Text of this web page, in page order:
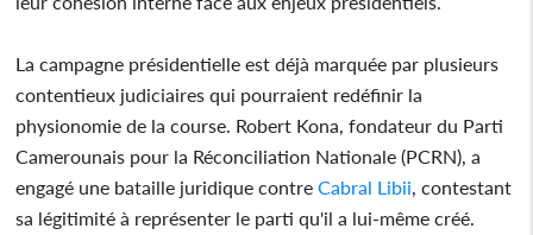
La campagne présidentielle est déjà marquée par plusieurs
contentieux judiciaires qui pourraient redéfinir la
physionomie de la course. Robert Kona, fondateur du Parti
Camerounais pour la Réconciliation Nationale (PCRN), a
engagé une bataille juridique contre Cabral Libii , contestant
sa légitimité à représenter le parti qu'il a lui-même créé.